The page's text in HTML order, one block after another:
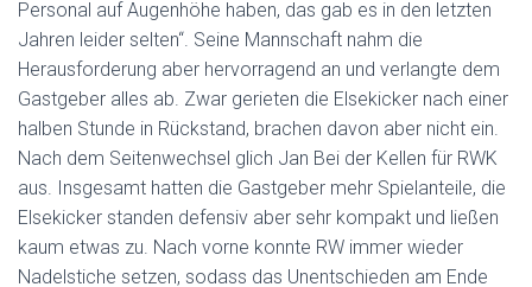
Personal auf Augenhöhe haben, das gab es in den letzten
Jahren leider selten“. Seine Mannschaft nahm die
Herausforderung aber hervorragend an und verlangte dem
Gastgeber alles ab. Zwar gerieten die Elsekicker nach einer
halben Stunde in Rückstand, brachen davon aber nicht ein.
Nach dem Seitenwechsel glich Jan Bei der Kellen für RWK
aus. Insgesamt hatten die Gastgeber mehr Spielanteile, die
Elsekicker standen defensiv aber sehr kompakt und ließen
kaum etwas zu. Nach vorne konnte RW immer wieder
Nadelstiche setzen, sodass das Unentschieden am Ende